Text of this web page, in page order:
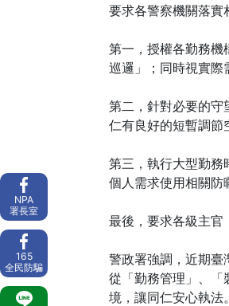
要求各警察機關落實
第一，授權各勤務機
巡邏」；同時視實際
第二，針對必要的守
仁有良好的短暫調節
第三，執行大型勤務
個人需求使用相關防
最後，要求各級主官
警政署強調，近期臺
從「勤務管理」、「
境，讓同仁安心執法。
NPA
署長室
165
全民防騙